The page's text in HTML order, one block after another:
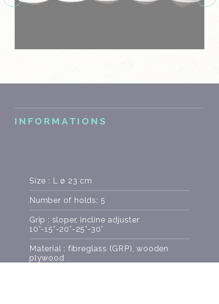
INFORMATIONS
Size : L ø 23 cm
Number of holds: 5
Grip : sloper, incline adjuster
10°-15°-20°-25°-30°
Material : fibreglass (GRP), wooden
plywood